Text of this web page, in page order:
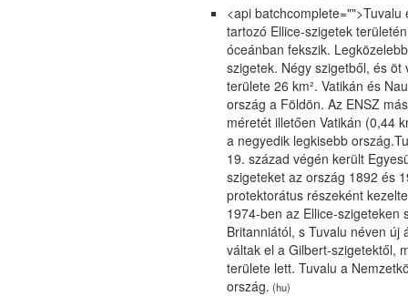
<api
tartozó Ellice-szigetek
óceánban fekszik.
szigetek. Négy szigetből, és
területe 26 km². Vatikán és
ország a Földön. Az ENSZ
méretét illetően Vatikán (0,44
a negyedik legkisebb
19. század végén került
szigeteket az ország 1892 és
protektorátus részeként
1974-ben az Ellice-szigeteken
Britanniától, s Tuvalu néven
váltak el a Gilbert-szigetektől,
területe lett. Tuvalu a
ország. (hu)